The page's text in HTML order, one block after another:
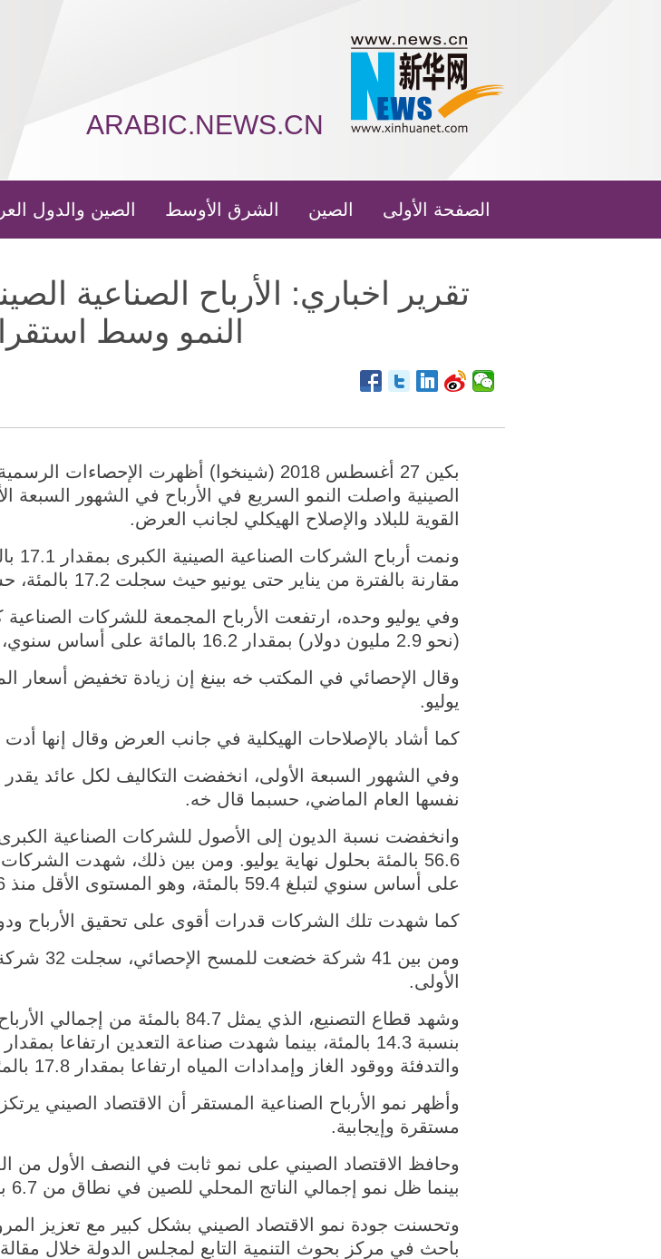
ARABIC.NEWS.CN
الصفحة الأولى الصين الشرق الأوسط الصين والدول
تقرير اخباري: الأرباح الصناعية
النمو وسط
بكين 27 أغسطس 2018 (شينخوا) أظهرت
القوية للبلاد والإصلاح الهيكلي لجانب العرض.
مقارنة بالفترة من يناير حتى يونيو حيث سجلت 17.2 بالمئة، حسبما ذكر المكتب الوطني للإحصاءات.
(نحو 2.9 مليون دولار) بمقدار 16.2 بالمائة على أساس سنوي، متراجعة بعد أن سجلت 20 بالمئة في يونيو.
وقال الإحصائي في المكتب خه بينغ إن زيادة تخفيض أسعار
يوليو.
كما أشاد بالإصلاحات الهيكلية في جانب العرض وقال إنها أدت
نفسها العام الماضي، حسبما قال خه.
على أساس سنوي لتبلغ 59.4 بالمئة، وهو المستوى الأقل منذ 2016.
كما شهدت تلك الشركات قدرات أقوى على تحقيق الأرباح
ومن بين
الأولى.
وشهد قطاع التصنيع، الذي يمثل 84.7
والتدفئة ووقود الغاز وإمدادات المياه ارتفاعا بمقدار 17.8 بالمئة.
وأظهر نمو الأرباح الصناعية المستقر أن الاقتصاد
مستقرة وإيجابية.
بينما ظل نمو إجمالي الناتج المحلي للصين في نطاق من 6.7 بالمئة إلى 6.9 بالمئة لـ12 ربعا على التوالي.
وتحسنت جودة نمو الاقتصاد الصيني بشكل كبير مع تعزيز
باحث في مركز بحوث التنمية التابع لمجلس الدولة خلال